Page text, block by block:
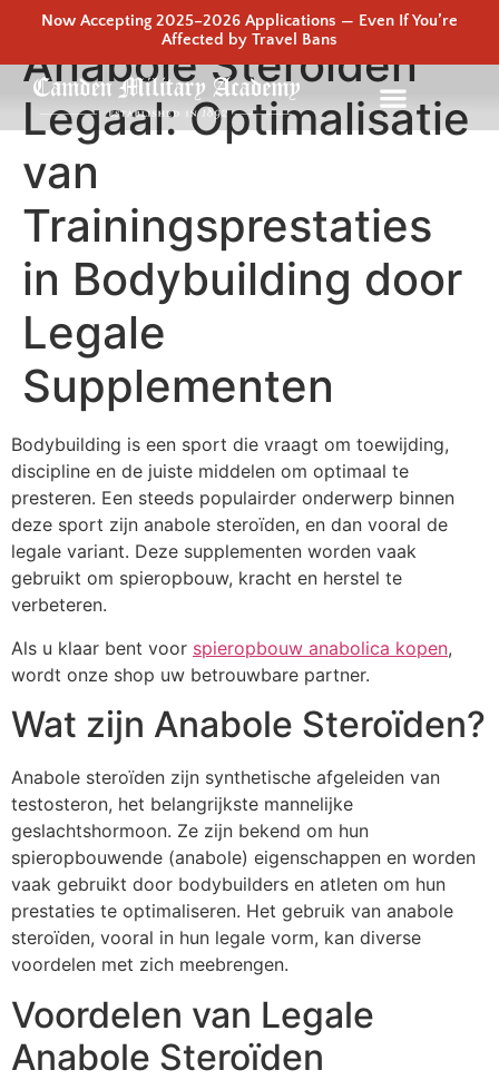
Now Accepting 2025–2026 Applications — Even If You’re
Affected by Travel Bans
Anabole Steroïden
Legaal: Optimalisatie
van
Trainingsprestaties
in Bodybuilding door
Legale
Supplementen
Bodybuilding is een sport die vraagt om toewijding,
discipline en de juiste middelen om optimaal te
presteren. Een steeds populairder onderwerp binnen
deze sport zijn anabole steroïden, en dan vooral de
legale variant. Deze supplementen worden vaak
gebruikt om spieropbouw, kracht en herstel te
verbeteren.
Als u klaar bent voor spieropbouw anabolica kopen,
wordt onze shop uw betrouwbare partner.
Wat zijn Anabole Steroïden?
Anabole steroïden zijn synthetische afgeleiden van
testosteron, het belangrijkste mannelijke
geslachtshormoon. Ze zijn bekend om hun
spieropbouwende (anabole) eigenschappen en worden
vaak gebruikt door bodybuilders en atleten om hun
prestaties te optimaliseren. Het gebruik van anabole
steroïden, vooral in hun legale vorm, kan diverse
voordelen met zich meebrengen.
Voordelen van Legale
Anabole Steroïden